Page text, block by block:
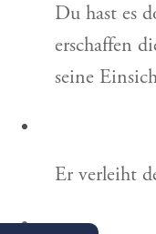
Du hast es
erschaffen
seine
Er verleiht